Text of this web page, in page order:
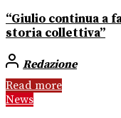
“Giulio continua a
storia collettiva”
Redazione
Read more
News